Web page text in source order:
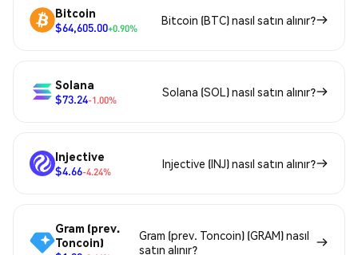
Bitcoin
$64,605.00+0.90%
Bitcoin (BTC) nasıl satın alınır?
Solana
$73.24-1.00%
Solana (SOL) nasıl satın alınır?
Injective
$4.66-4.24%
Injective (INJ) nasıl satın alınır?
Gram (prev.
Toncoin)
Gram (prev. Toncoin) (GRAM) nasıl
satın alınır?